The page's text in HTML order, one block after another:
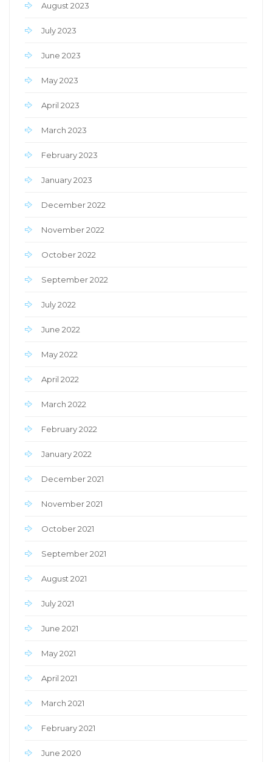
August 2023
July 2023
June 2023
May 2023
April 2023
March 2023
February 2023
January 2023
December 2022
November 2022
October 2022
September 2022
July 2022
June 2022
May 2022
April 2022
March 2022
February 2022
January 2022
December 2021
November 2021
October 2021
September 2021
August 2021
July 2021
June 2021
May 2021
April 2021
March 2021
February 2021
June 2020